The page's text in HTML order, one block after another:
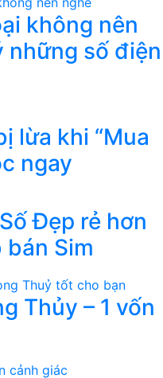
không nên
những số điện
lừa khi “Mua
ngay
Đẹp rẻ hơn
bán Sim
Thủy – 1 vốn